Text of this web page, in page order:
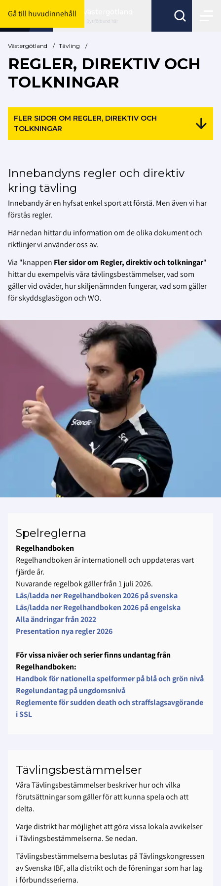
Gå till huvudinnehåll
Byt förbund här
Västergötland / Tävling /
REGLER, DIREKTIV OCH
TOLKNINGAR
FLER SIDOR OM REGLER, DIREKTIV OCH
TOLKNINGAR
Innebandyns regler och direktiv
kring tävling
Innebandy är en hyfsat enkel sport att förstå. Men även vi har
förstås regler.
Här nedan hittar du information om de olika dokument och
riktlinjer vi använder oss av.
Via "knappen Fler sidor om Regler, direktiv och tolkningar"
hittar duexempelvis våra tävlingsbestämmelser, vad som
gäller vid oväder, hur skiljenämnden fungerar, vad som gäller
för skyddsglasögon och WO.
Spelreglerna
Regelhandboken
Regelhandboken är internationell och uppdateras vart
fjärde år.
Nuvarande regelbok gäller från 1 juli 2026.
Läs/ladda ner Regelhandboken 2026 på svenska
Läs/ladda ner Regelhandboken 2026 på engelska
Alla ändringar från 2022
Presentation nya regler 2026
För vissa nivåer och serier finns undantag från
Regelhandboken:
Handbok för nationella spelformer på blå och grön nivå
Regelundantag på ungdomsnivå
Reglemente för sudden death och straffslagsavgörande
i SSL
Tävlingsbestämmelser
Våra Tävlingsbestämmelser beskriver hur och vilka
förutsättningar som gäller för att kunna spela och att
delta.
Varje distrikt har möjlighet att göra vissa lokala avvikelser
i Tävlingsbestämmelserna. Se nedan.
Tävlingsbestämmelserna beslutas på Tävlingskongressen
av Svenska IBF, alla distrikt och de föreningar som har lag
i förbundsserierna.